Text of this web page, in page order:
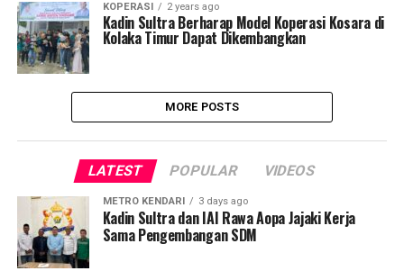
KOPERASI 2 years ago
Kadin Sultra Berharap Model Koperasi Kosara di
Kolaka Timur Dapat Dikembangkan
MORE POSTS
LATEST POPULAR VIDEOS
METRO KENDARI 3 days ago
Kadin Sultra dan IAI Rawa Aopa Jajaki Kerja
Sama Pengembangan SDM